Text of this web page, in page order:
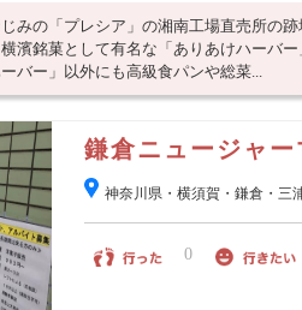
みの「プレシア」の湘南工場直売所の
濱銘菓として有名な「ありあけハーバ
バー」以外にも高級食パンや総菜...
鎌倉ニュージャ
神奈川県・横須賀・鎌倉・三
0